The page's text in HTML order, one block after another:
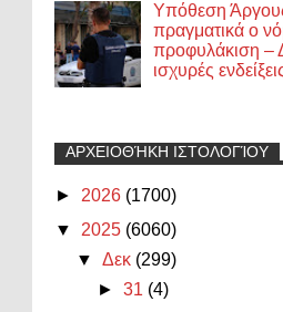
Υπόθεση
πραγματικά ο
προφυλάκιση –
ισχυρές
ΑΡΧΕΙΟΘΉΚΗ ΙΣΤΟΛΟΓΊΟΥ
► 2026 (1700)
▼ 2025 (6060)
▼Δεκ (299)
►31 (4)